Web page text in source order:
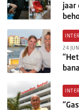
Michelin
Nieuwe hotels
Personalia
HotelSummit
jaar
24